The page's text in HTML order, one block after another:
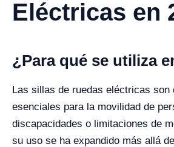
Eléctricas en
¿Para qué se utiliza
Las sillas de ruedas eléctricas son
esenciales para la movilidad de
discapacidades o limitaciones de
su uso se ha expandido más allá